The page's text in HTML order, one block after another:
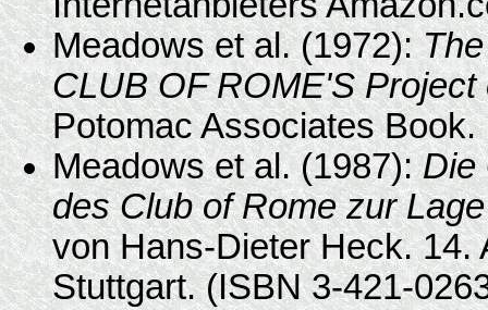
Meadows et al. (1972):
CLUB OF ROME'S
Potomac Associates
Meadows et al. (1987):Die
des Club of Rome zur
von Hans-Dieter Heck. 14.
Stuttgart. (ISBN 3-421-